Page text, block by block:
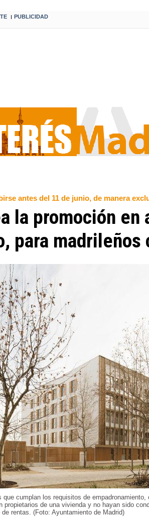
I PUBLICIDAD
antes del 11 de junio, de manera
la promoción
para madrileños
cumplan los requisitos de empadronamiento,
de una vivienda y no hayan sido
rentas. (Foto: Ayuntamiento de Madrid)